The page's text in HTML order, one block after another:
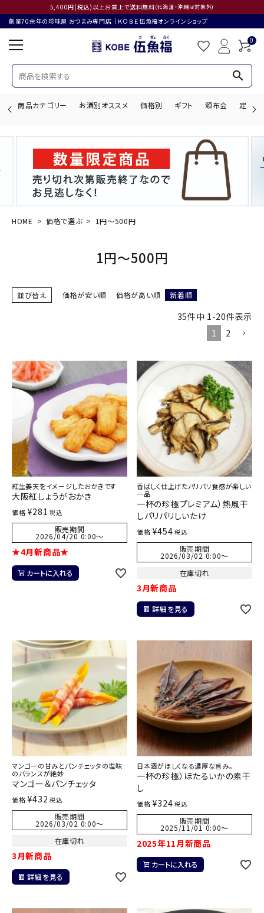
5,400円(税込)以上お買上で送料無料(北海道・沖縄は対象外)
創業70余年の珍味屋 おつまみ専門店│ＫＯＢＥ伍魚福オンラインショップ
0
search
商品カテゴリー お酒別オススメ 価格別 ギフト 頒布会 定期購
search
ACCOUNT MENU
お酒別オススメ
お問い合わせ
ご利用ガイド
直営店
HOME 価格で選ぶ 1円～500円
1円～500円
並び替え 価格が安い順 価格が高い順 新着順
35件中 1 -20件表示
1
2
紅生姜天をイメージしたおかきです
大阪紅しょうがおかき
価格 ¥281 税込
販売期間
2026/04/20 0:00〜
★4月新商品★
カートに入れる
香ばしく仕上げたパリパリ食感が楽しい
一品
一杯の珍極プレミアム）熱風干
しパリパリしいたけ
価格 ¥454 税込
販売期間
2026/03/02 0:00〜
在庫切れ
3月新商品
詳細を見る
マンゴーの甘みとパンチェッタの塩味
のバランスが絶妙
マンゴー＆パンチェッタ
価格 ¥432 税込
販売期間
2026/03/02 0:00〜
在庫切れ
3月新商品
詳細を見る
日本酒がほしくなる濃厚な旨み。
一杯の珍極）ほたるいかの素干
し
価格 ¥324 税込
販売期間
2025/11/01 0:00〜
2025年11月新商品
カートに入れる